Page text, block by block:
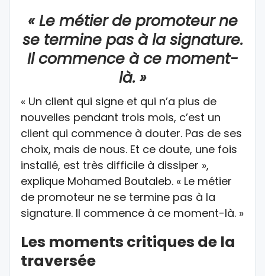
« Le métier de promoteur ne
se termine pas à la signature.
Il commence à ce moment-
là. »
« Un client qui signe et qui n’a plus de
nouvelles pendant trois mois, c’est un
client qui commence à douter. Pas de ses
choix, mais de nous. Et ce doute, une fois
installé, est très difficile à dissiper »,
explique Mohamed Boutaleb. « Le métier
de promoteur ne se termine pas à la
signature. Il commence à ce moment-là. »
Les moments critiques de la
traversée